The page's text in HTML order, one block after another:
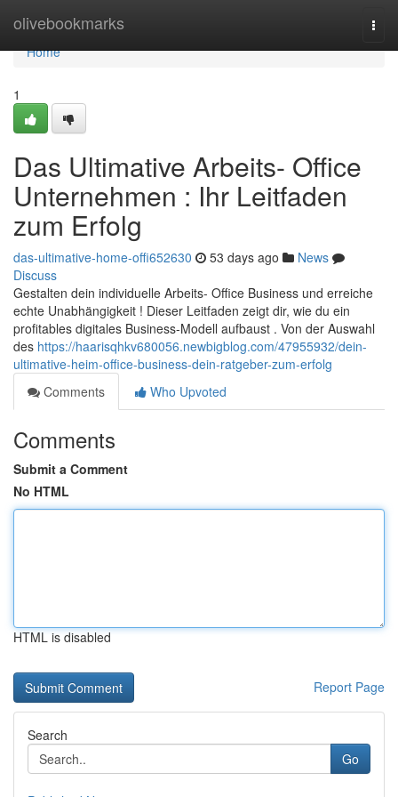
olivebookmarks
Home
Home
1
Das Ultimative Arbeits- Office
Unternehmen : Ihr Leitfaden
zum Erfolg
das-ultimative-home-offi652630 53 days ago
News
Discuss
Gestalten dein individuelle Arbeits- Office Business und erreiche
echte Unabhängigkeit ! Dieser Leitfaden zeigt dir, wie du ein
profitables digitales Business-Modell aufbaust . Von der Auswahl
des https://haarisqhkv680056.newbigblog.com/47955932/dein-
ultimative-heim-office-business-dein-ratgeber-zum-erfolg
Comments
Who Upvoted
Comments
Submit a Comment
No HTML
HTML is disabled
Report Page
Search
Go